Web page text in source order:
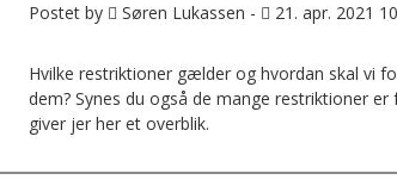
Postet by Søren Lukassen - 21. apr. 2021
Hvilke restriktioner gælder og hvordan skal vi
dem? Synes du også de mange restriktioner er
giver jer her et overblik.